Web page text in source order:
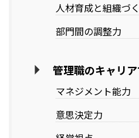
人材育成と組織づ
部門間の調整力
管理職のキャリ
マネジメント能力
意思決定力